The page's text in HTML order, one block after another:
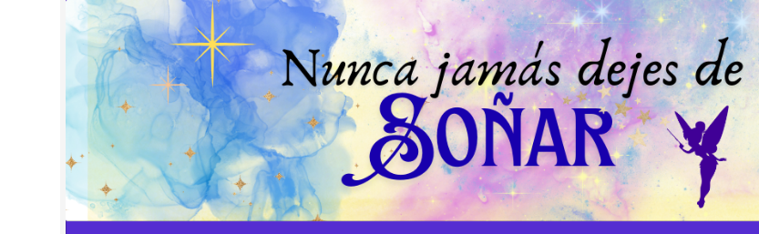
Saltar al contenido